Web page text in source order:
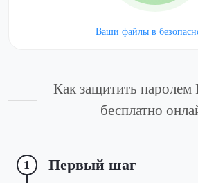
Ваши файлы в
Как защитить паролем
бесплатно
1 Первый шаг